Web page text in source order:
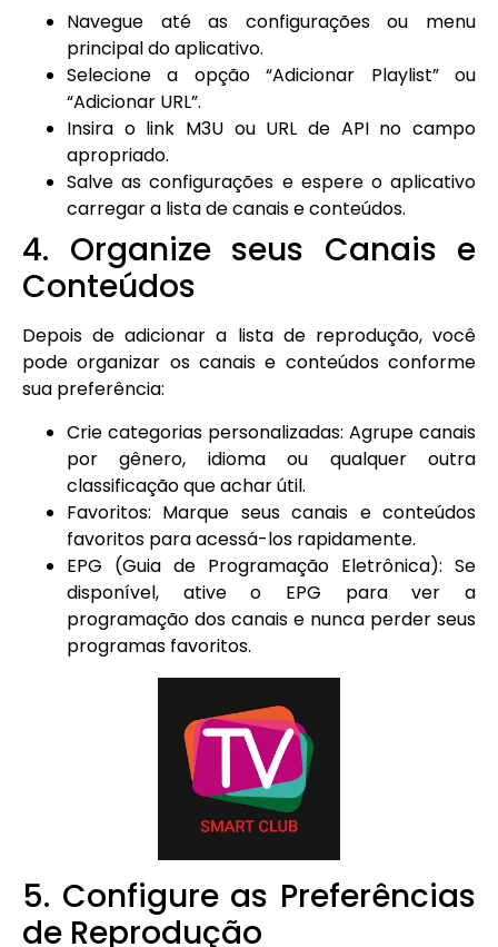
Navegue até as configurações ou menu
principal do aplicativo.
Selecione a opção “Adicionar Playlist” ou
“Adicionar URL”.
Insira o link M3U ou URL de API no campo
apropriado.
Salve as configurações e espere o aplicativo
carregar a lista de canais e conteúdos.
4. Organize seus Canais e
Conteúdos
Depois de adicionar a lista de reprodução, você
pode organizar os canais e conteúdos conforme
sua preferência:
Crie categorias personalizadas: Agrupe canais
por gênero, idioma ou qualquer outra
classificação que achar útil.
Favoritos: Marque seus canais e conteúdos
favoritos para acessá-los rapidamente.
EPG (Guia de Programação Eletrônica): Se
disponível, ative o EPG para ver a
programação dos canais e nunca perder seus
programas favoritos.
5. Configure as Preferências
de Reprodução